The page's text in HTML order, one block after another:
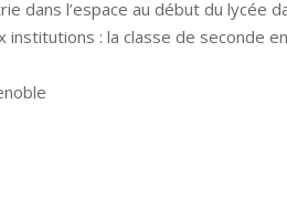
dans l’espace au début du lycée
: la classe de seconde